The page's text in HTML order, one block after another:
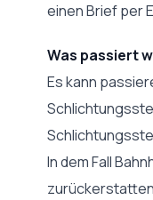
einen Brief per
Was passiert
Es kann
In dem Fall